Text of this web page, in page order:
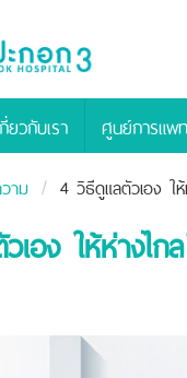
ยวกับเรา ศูนย์การแพ
าม 4 วิธีดูแลตัวเอง ใ
เอง ให้ห่างไก